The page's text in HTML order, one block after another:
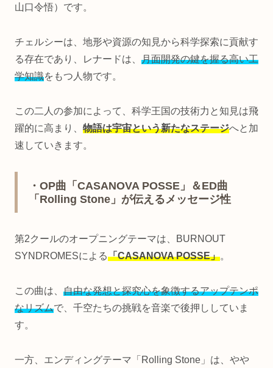
山口令悟）です。
チェルシーは、地形や資源の知見から科学探索に貢献す
る存在であり、レナードは、 月面開発の鍵を握る高い工
学知識をもつ人物です。
この二人の参加によって、科学王国の技術力と知見は飛
躍的に高まり、 物語は宇宙という新たなステージへと加
速していきます。
・OP曲「CASANOVA POSSE」＆ED曲
「Rolling Stone」が伝えるメッセージ性
第2クールのオープニングテーマは、BURNOUT
SYNDROMESによる「CASANOVA POSSE」。
この曲は、 自由な発想と探究心を象徴するアップテンポ
なリズムで、千空たちの挑戦を音楽で後押ししていま
す。
一方、エンディングテーマ「Rolling Stone」は、やや